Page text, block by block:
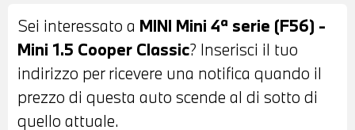
MULTIFUNZIONE - CRUISE CONTROL -
CAMBIO AUTOMATICO - MINI DRIVINFG
MODES - BLUETOOTH - USB - RADIO
DIGITALE DAB - TELESERVICES -
Sei interessato a MINI Mini 4ª serie (F56) -
Mini 1.5 Cooper Classic? Inserisci il tuo
indirizzo per ricevere una notifica quando il
prezzo di questa auto scende al di sotto di
quello attuale.